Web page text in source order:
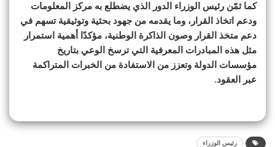
كما ثمّن رئيس الوزراء الدور الذي يضطلع به مركز المعلومات
ودعم اتخاذ القرار، وما يقدمه من جهود بحثية وتوثيقية تسهم في
دعم متخذ القرار وصون الذاكرة الوطنية، مؤكدًا أهمية استمرار
مثل هذه المبادرات المعرفية التي ترسخ الوعي بتاريخ
مؤسسات الدولة وتعزز من الاستفادة من الخبرات المتراكمة
عبر العقود.
رئيس الوزراء